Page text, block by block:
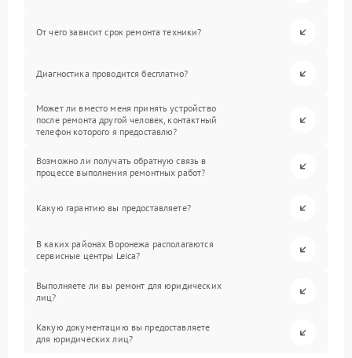
От чего зависит срок ремонта техники?
Диагностика проводится бесплатно?
Может ли вместо меня принять устройство
после ремонта другой человек, контактный
телефон которого я предоставлю?
Возможно ли получать обратную связь в
процессе выполнения ремонтных работ?
Какую гарантию вы предоставляете?
В каких районах Воронежа располагаются
сервисные центры Leica?
Выполняете ли вы ремонт для юридических
лиц?
Какую документацию вы предоставляете
для юридических лиц?